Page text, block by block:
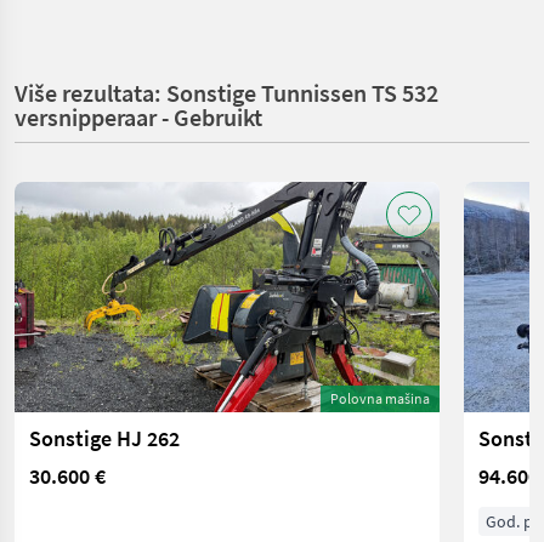
Više rezultata: Sonstige Tunnissen TS 532
versnipperaar - Gebruikt
Polovna mašina
Sonstige HJ 262
30.600 €
94.600
God.